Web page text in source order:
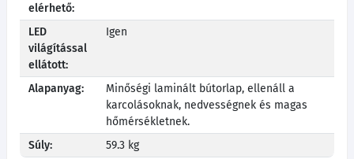
elérhető:
LED
világítással
ellátott:
Igen
Alapanyag:
Minőségi laminált bútorlap, ellenáll a
karcolásoknak, nedvességnek és magas
hőmérsékletnek.
Súly:
59.3 kg